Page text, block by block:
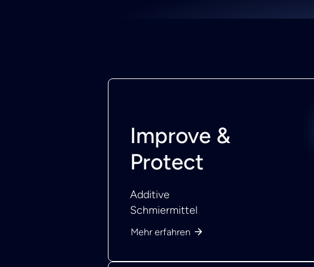
Improve &
Protect
Additive
Schmiermittel
Mehr erfahren